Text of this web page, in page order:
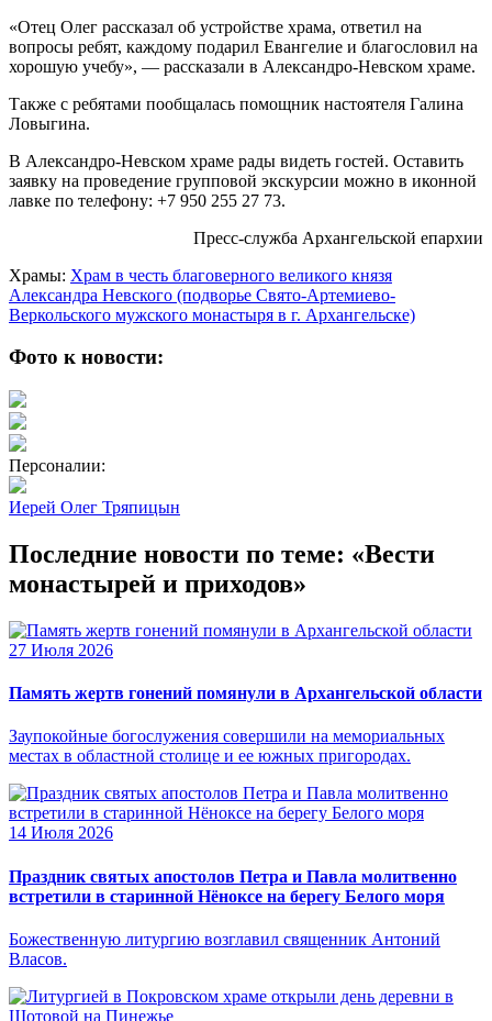
«Отец Олег рассказал об устройстве храма, ответил на
вопросы ребят, каждому подарил Евангелие и благословил на
хорошую учебу», — рассказали в Александро-Невском храме.
Также с ребятами пообщалась помощник настоятеля Галина
Ловыгина.
В Александро-Невском храме рады видеть гостей. Оставить
заявку на проведение групповой экскурсии можно в иконной
лавке по телефону: +7 950 255 27 73.
Пресс-служба Архангельской епархии
Храмы: Храм в честь благоверного великого князя
Александра Невского (подворье Свято-Артемиево-
Веркольского мужского монастыря в г. Архангельске)
Фото к новости:
Персоналии:
Иерей Олег Тряпицын
Последние новости по теме: «Вести
монастырей и приходов»
27 Июля 2026
Память жертв гонений помянули в Архангельской области
Заупокойные богослужения совершили на мемориальных
местах в областной столице и ее южных пригородах.
14 Июля 2026
Праздник святых апостолов Петра и Павла молитвенно
встретили в старинной Нёноксе на берегу Белого моря
Божественную литургию возглавил священник Антоний
Власов.